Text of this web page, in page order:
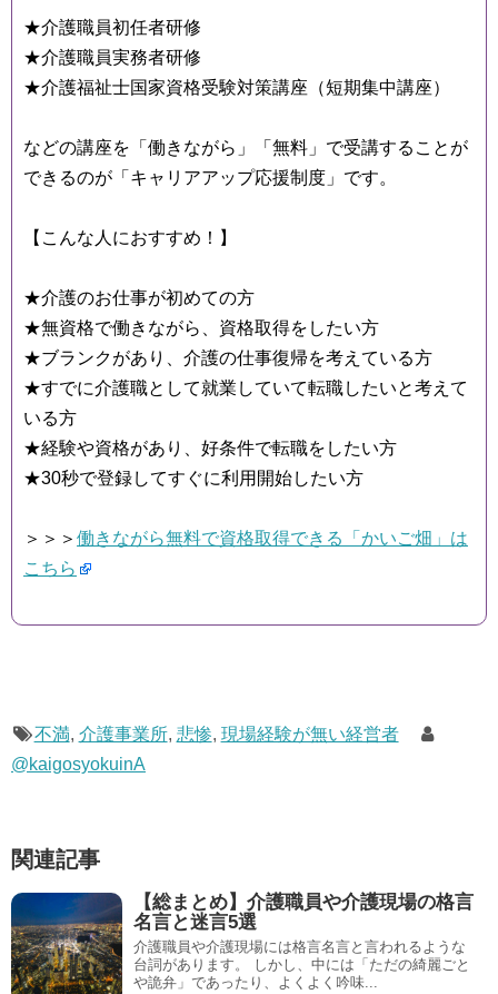
★介護職員初任者研修
★介護職員実務者研修
★介護福祉士国家資格受験対策講座（短期集中講座）
などの講座を「働きながら」「無料」で受講することが
できるのが「キャリアアップ応援制度」です。
【こんな人におすすめ！】
★介護のお仕事が初めての方
★無資格で働きながら、資格取得をしたい方
★ブランクがあり、介護の仕事復帰を考えている方
★すでに介護職として就業していて転職したいと考えて
いる方
★経験や資格があり、好条件で転職をしたい方
★30秒で登録してすぐに利用開始したい方
＞＞＞ 働きながら無料で資格取得できる「かいご畑」は
こちら
不満, 介護事業所, 悲惨, 現場経験が無い経営者
@kaigosyokuinA
関連記事
【総まとめ】介護職員や介護現場の格言
名言と迷言5選
介護職員や介護現場には格言名言と言われるような
台詞があります。 しかし、中には「ただの綺麗ごと
や詭弁」であったり、よくよく吟味...